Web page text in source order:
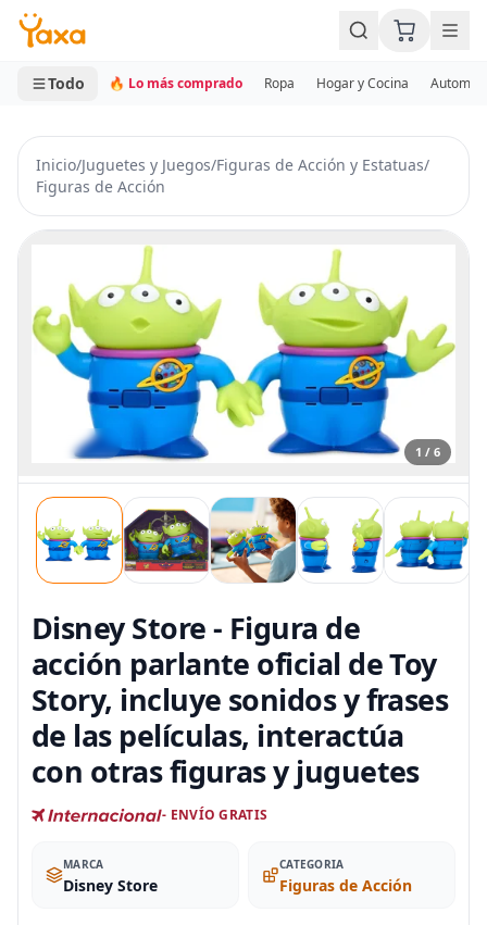
MINI CARRITO
0 productos
Todo 🔥 Lo más comprado Ropa Hogar y Cocina
Inicio/Juguetes y Juegos/Figuras de Acción y Estatuas/
Figuras de Acción
1 / 6
Disney Store - Figura de
acción parlante oficial de Toy
Story, incluye sonidos y frases
de las películas, interactúa
con otras figuras y juguetes
- ENVÍO GRATIS
MARCA
Disney Store
CATEGORIA
Figuras de Acción